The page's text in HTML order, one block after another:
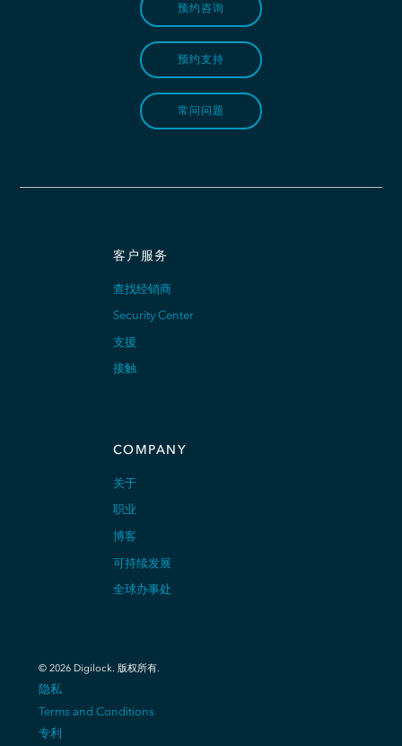
预约咨询
预约支持
常问问题
客户服务
查找经销商
Security Center
支援
接触
COMPANY
关于
职业
博客
可持续发展
全球办事处
© 2026 Digilock. 版权所有.
隐私
Terms and Conditions
专利